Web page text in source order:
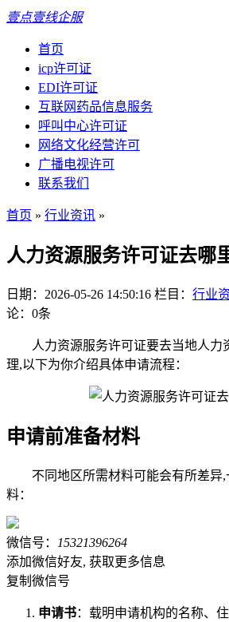
壹点壹线企服
首页
icp许可证
EDI许可证
互联网药品信息服务
呼叫中心许可证
网络文化经营许可
广播电视许可
联系我们
首页 » 行业资讯 »
人力资源服务许可证去哪
日期：2026-05-26 14:50:16 栏目： 行业
论：0条
人力资源服务许可证要去当地人力
理,以下为你介绍具体申请流程：
申请前准备材料
不同地区所需材料可能会有所差异
料：
微信号：
15321396264
添加微信好友, 获取更多信息
复制微信号
申请书：载明申请机构的名称、